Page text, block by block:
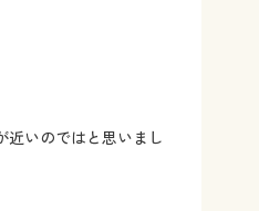
近いのではと思いまし